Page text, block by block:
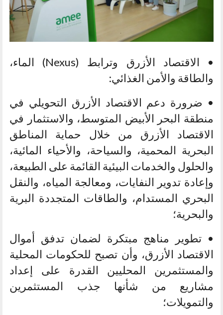
• الاقتصاد الأزرق وترابط (Nexus) الماء،
والطاقة والأمن الغذائي:
• ضرورة دعم الاقتصاد الأزرق التحويلي في
منطقة البحر الأبيض المتوسط، والاستثمار في
الاقتصاد الأزرق من خلال حماية المناطق
البحرية المحمية، والسياحة، والأحياء المائية،
والحلول والخدمات البيئية القائمة على الطبيعة،
وإعادة تدوير النفايات، ومعالجة المياه، والنقل
البحري المستدام، والطاقات المتجددة البرية
والبحرية؛
• تطوير مناهج مبتكرة لضمان تدفق أموال
الاقتصاد الأزرق، وأن تصبح للحكومات المحلية
والمستثمرين المحليين القدرة على إعداد
مشاريع من شأنها جذب المستثمرين
والتمويلات؛